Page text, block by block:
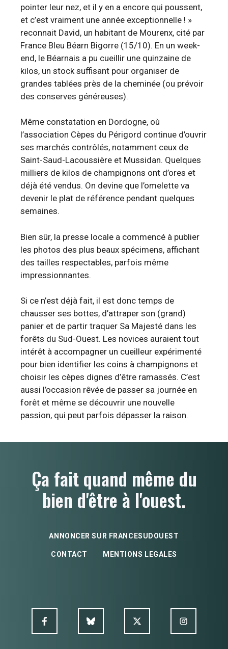
pointer leur nez, et il y en a encore qui poussent,
et c’est vraiment une année exceptionnelle ! »
reconnait David, un habitant de Mourenx, cité par
France Bleu Béarn Bigorre (15/10). En un week-
end, le Béarnais a pu cueillir une quinzaine de
kilos, un stock suffisant pour organiser de
grandes tablées près de la cheminée (ou prévoir
des conserves généreuses).
Même constatation en Dordogne, où
l’association Cèpes du Périgord continue d’ouvrir
ses marchés contrôlés, notamment ceux de
Saint-Saud-Lacoussière et Mussidan. Quelques
milliers de kilos de champignons ont d’ores et
déjà été vendus. On devine que l’omelette va
devenir le plat de référence pendant quelques
semaines.
Bien sûr, la presse locale a commencé à publier
les photos des plus beaux spécimens, affichant
des tailles respectables, parfois même
impressionnantes.
Si ce n’est déjà fait, il est donc temps de
chausser ses bottes, d’attraper son (grand)
panier et de partir traquer Sa Majesté dans les
forêts du Sud-Ouest. Les novices auraient tout
intérêt à accompagner un cueilleur expérimenté
pour bien identifier les coins à champignons et
choisir les cèpes dignes d’être ramassés. C’est
aussi l’occasion rêvée de passer sa journée en
forêt et même se découvrir une nouvelle
passion, qui peut parfois dépasser la raison.
Ça fait quand même du
bien d'être à l'ouest.
ANNONCER SUR FRANCESUDOUEST
CONTACT MENTIONS LEGALES